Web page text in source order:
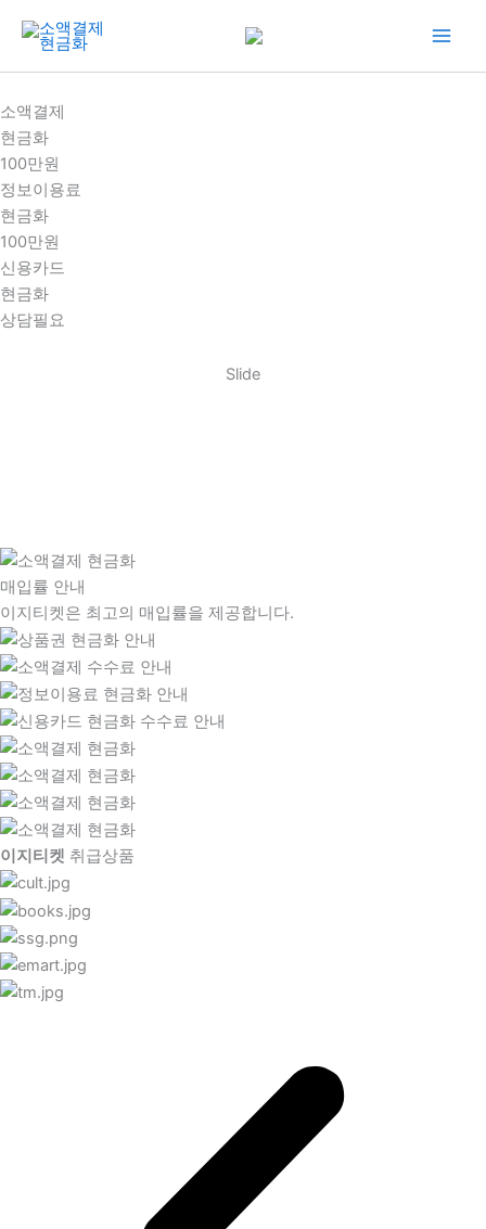
건
너
뛰
기
소액결제
현금화
100만원
정보이용료
현금화
100만원
신용카드
현금화
상담필요
Slide
매입률 안내
이지티켓은 최고의 매입률을 제공합니다.
이지티켓 취급상품